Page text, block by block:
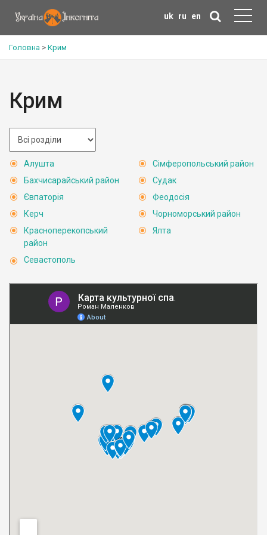
uk ru en
Головна > Крим
Крим
Алушта
Бахчисарайський район
Євпаторія
Керч
Красноперекопський
район
Севастополь
Сімферопольський район
Судак
Феодосія
Чорноморський район
Ялта